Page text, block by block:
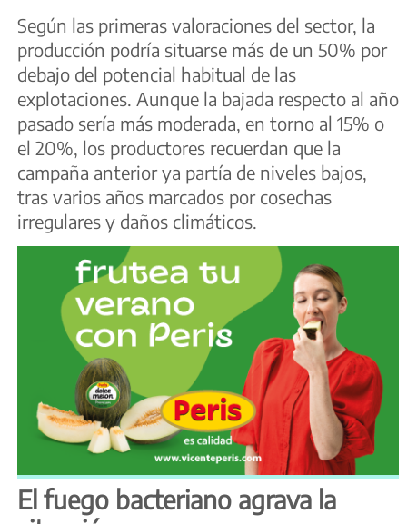
Según las primeras valoraciones del sector, la
producción podría situarse más de un 50% por
debajo del potencial habitual de las
explotaciones. Aunque la bajada respecto al año
pasado sería más moderada, en torno al 15% o
el 20%, los productores recuerdan que la
campaña anterior ya partía de niveles bajos,
tras varios años marcados por cosechas
irregulares y daños climáticos.
El fuego bacteriano agrava la